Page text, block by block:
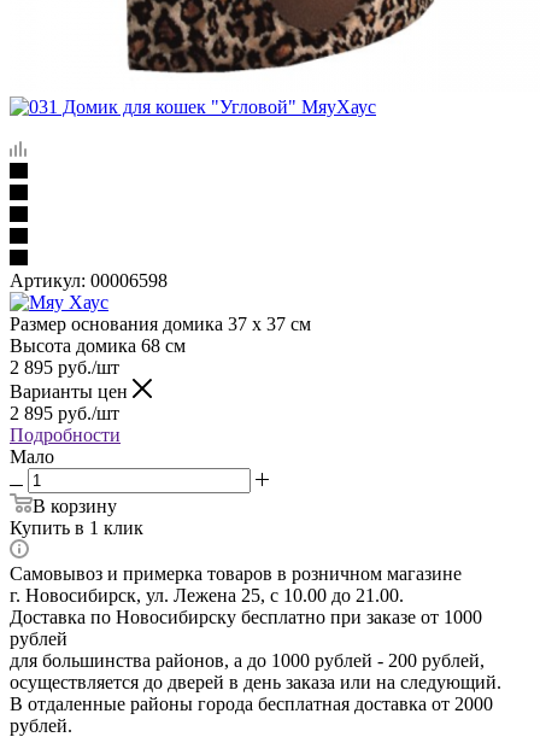
Артикул: 00006598
Размер основания домика 37 х 37 см
Высота домика 68 см
2 895 руб./шт
Варианты цен
2 895 руб./шт
Подробности
Мало
В корзину
Купить в 1 клик
Самовывоз и примерка товаров в розничном магазине
г. Новосибирск, ул. Лежена 25, с 10.00 до 21.00.
Доставка по Новосибирску бесплатно при заказе от 1000
рублей
для большинства районов, а до 1000 рублей - 200 рублей,
осуществляется до дверей в день заказа или на следующий.
В отдаленные районы города бесплатная доставка от 2000
рублей.